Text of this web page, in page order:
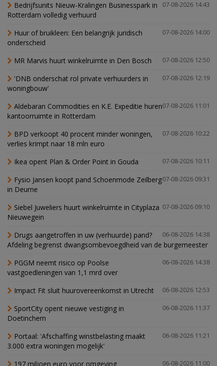
07-08-2026 14:43
Bedrijfsunits Nieuw-Kralingen Businesspark in
Rotterdam volledig verhuurd
07-08-2026 14:00
Huur of bruikleen: Een belangrijk juridisch
onderscheid
07-08-2026 12:50
MR Marvis huurt winkelruimte in Den Bosch
07-08-2026 12:19
'DNB onderschat rol private verhuurders in
woningbouw'
07-08-2026 11:01
Aldebaran Commodities en K.E. Expeditie huren
kantoorruimte in Rotterdam
07-08-2026 10:22
BPD verkoopt 40 procent minder woningen,
verlies krimpt naar 18 mln euro
07-08-2026 10:11
Ikea opent Plan & Order Point in Gouda
07-08-2026 09:31
Fysio Jansen koopt pand Schoenmode Zeilberg
in Deurne
07-08-2026 09:10
Siebel Juweliers huurt winkelruimte in Cityplaza
Nieuwegein
06-08-2026 14:38
Drugs aangetroffen in uw (verhuurde) pand?
Afdeling begrenst dwangsombevoegdheid van de burgemeester
06-08-2026 14:38
PGGM neemt risico op Poolse
vastgoedleningen van 1,1 mrd over
06-08-2026 12:53
Impact Fit sluit huurovereenkomst in Utrecht
06-08-2026 11:37
SportCity opent nieuwe vestiging in
Doetinchem
06-08-2026 11:21
Portaal: 'Afschaffing winstbelasting maakt
3.000 extra woningen mogelijk'
06-08-2026 11:00
197 miljoen euro voor omgeving